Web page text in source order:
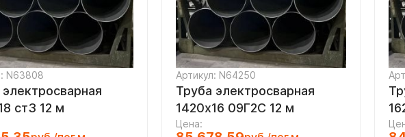
N63808
ст3 12 м
Артикул: N64250
Труба электросварная
1420х16 09Г2С 12 м
Цена: